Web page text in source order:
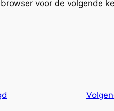
voor de volgende